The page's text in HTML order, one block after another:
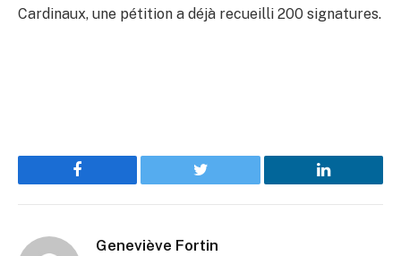
Cardinaux, une pétition a déjà recueilli 200 signatures.
Facebook Twitter LinkedIn
Geneviève Fortin